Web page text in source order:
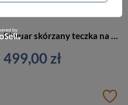
Biwuar skórzany teczka na dokumenty czarna Vip Collection Y115 BL
499,00 zł